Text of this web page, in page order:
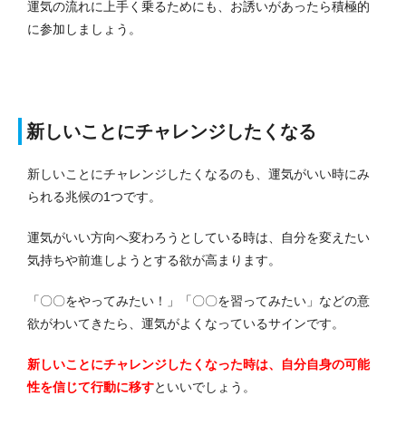
運気の流れに上手く乗るためにも、お誘いがあったら積極的
に参加しましょう。
新しいことにチャレンジしたくなる
新しいことにチャレンジしたくなるのも、運気がいい時にみ
られる兆候の1つです。
運気がいい方向へ変わろうとしている時は、自分を変えたい
気持ちや前進しようとする欲が高まります。
「〇〇をやってみたい！」「〇〇を習ってみたい」などの意
欲がわいてきたら、運気がよくなっているサインです。
新しいことにチャレンジしたくなった時は、自分自身の可能
性を信じて行動に移すといいでしょう。